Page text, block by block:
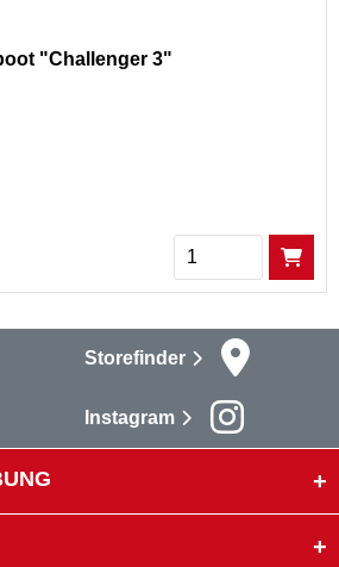
"Challenger 3"
Menge
Storefinder
Instagram